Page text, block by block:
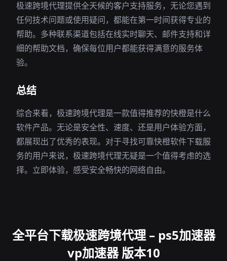
极速跨境代理提供全天候的客户支持服务，无论您遇到
任何技术问题或使用疑问，都能在第一时间获得专业的
帮助。多种联系渠道包括在线实时聊天、邮件支持和详
细的帮助文档，确保每位用户都能获得满意的服务体
验。
总结
综合来看，极速跨境代理是一款值得推荐的快橙是什么
软件产品。无论是安全性、速度、还是用户体验方面，
都展现出了优秀的表现。对于寻找可靠快橙软件下载服
务的用户来说，极速跨境代理无疑是一个值得考虑的选
择。立即体验，感受安全畅快的网络自由。
全平台下载极速跨境代理 – ps5加速器
vp加速器 版本10